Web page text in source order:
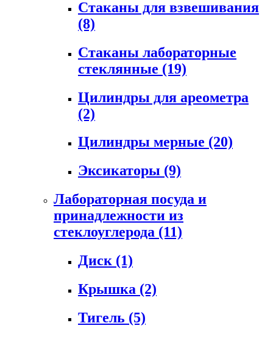
Стаканы для взвешивания
(8)
Стаканы лабораторные
стеклянные (19)
Цилиндры для ареометра
(2)
Цилиндры мерные (20)
Эксикаторы (9)
Лабораторная посуда и
принадлежности из
стеклоуглерода (11)
Диск (1)
Крышка (2)
Тигель (5)